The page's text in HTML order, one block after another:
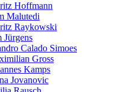
Hoffmann
Malutedi
Raykowski
Jürgens
Calado Simoes
Gross
Kamps
Jovanovic